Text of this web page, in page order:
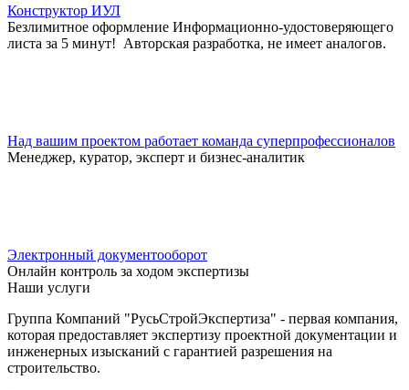
Конструктор ИУЛ
Безлимитное оформление Информационно-удостоверяющего
листа за 5 минут! Авторская разработка, не имеет аналогов.
Над вашим проектом работает команда суперпрофессионалов
Менеджер, куратор, эксперт и бизнес-аналитик
Электронный документооборот
Онлайн контроль за ходом экспертизы
Наши услуги
Группа Компаний "РусьСтройЭкспертиза" - первая компания,
которая предоставляет экспертизу проектной документации и
инженерных изысканий с гарантией разрешения на
строительство.